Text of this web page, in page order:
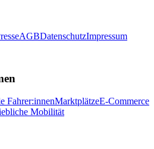
AGBDatenschutzImpressum
Fahrer:innenMarktplätzeE-Commerce
Mobilität